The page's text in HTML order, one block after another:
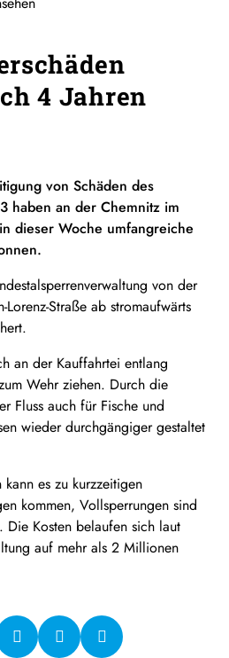
4 Jahren
von Schäden des
haben an der Chemnitz im
dieser Woche umfangreiche
von der
Straße ab stromaufwärts
an der Kauffahrtei entlang
Wehr ziehen. Durch die
Fluss auch für Fische und
wieder durchgängiger gestaltet
es zu kurzzeitigen
kommen, Vollsperrungen sind
Die Kosten belaufen sich laut
auf mehr als 2 Millionen